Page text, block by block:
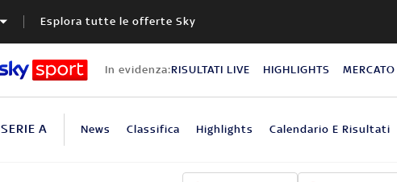
Esplora tutte le offerte Sky
In evidenza:RISULTATI LIVE HIGHLIGHTS MERCATO
SERIE A News Classifica Highlights Calendario E Risultati